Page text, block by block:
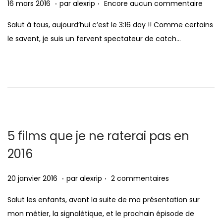
i
o
P
b
l
16 mars 2016
m
a
par alexrip Encore aucun commentaire
Salut à tous, aujourd’hui c’est le 3:16 day !! Comme certains
le savent, je suis un fervent spectateur de catch…
5 films que je ne raterai pas en
2016
P
b
l
20 janvier 2016 7
é
v
. par alexrip . 2 commentaires
Salut les enfants, avant la suite de ma présentation sur
mon métier, la signalétique, et le prochain épisode de